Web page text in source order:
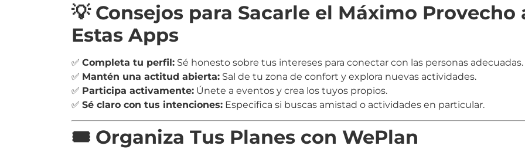
💡 Consejos para Sacarle el Máximo Provecho
Estas Apps
✅ Completa tu perfil: Sé honesto sobre tus intereses para conectar con las personas adecuadas.
✅ Mantén una actitud abierta: Sal de tu zona de confort y explora nuevas actividades.
✅ Participa activamente: Únete a eventos y crea los tuyos propios.
✅ Sé claro con tus intenciones: Especifica si buscas amistad o actividades en particular.
🎟️ Organiza Tus Planes con WePlan